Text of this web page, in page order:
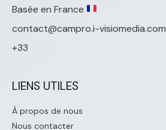
Basée en France
contact@campro.i-visiomedia.com
+33
LIENS UTILES
À propos de nous
Nous contacter